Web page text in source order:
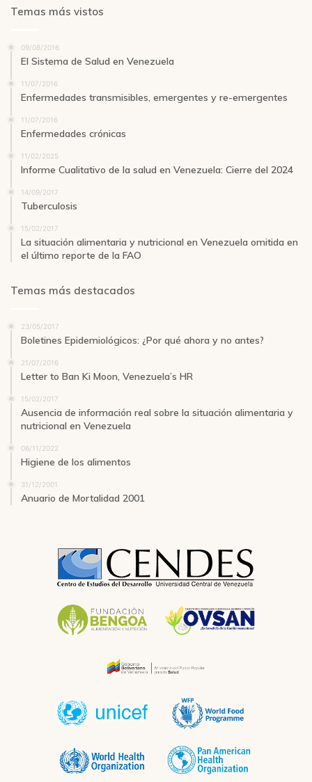
Temas más vistos
09/08/2016
El Sistema de Salud en Venezuela
11/07/2016
Enfermedades transmisibles, emergentes y re-emergentes
11/07/2016
Enfermedades crónicas
11/02/2025
Informe Cualitativo de la salud en Venezuela: Cierre del 2024
14/09/2017
Tuberculosis
15/02/2017
La situación alimentaria y nutricional en Venezuela omitida en
el último reporte de la FAO
Temas más destacados
23/05/2017
Boletines Epidemiológicos: ¿Por qué ahora y no antes?
21/07/2016
Letter to Ban Ki Moon, Venezuela’s HR
15/02/2017
Ausencia de información real sobre la situación alimentaria y
nutricional en Venezuela
06/11/2022
Higiene de los alimentos
31/12/2001
Anuario de Mortalidad 2001